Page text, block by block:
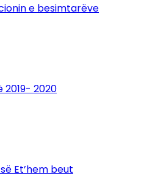
e besimtarëve
2019- 2020
Et’hem beut